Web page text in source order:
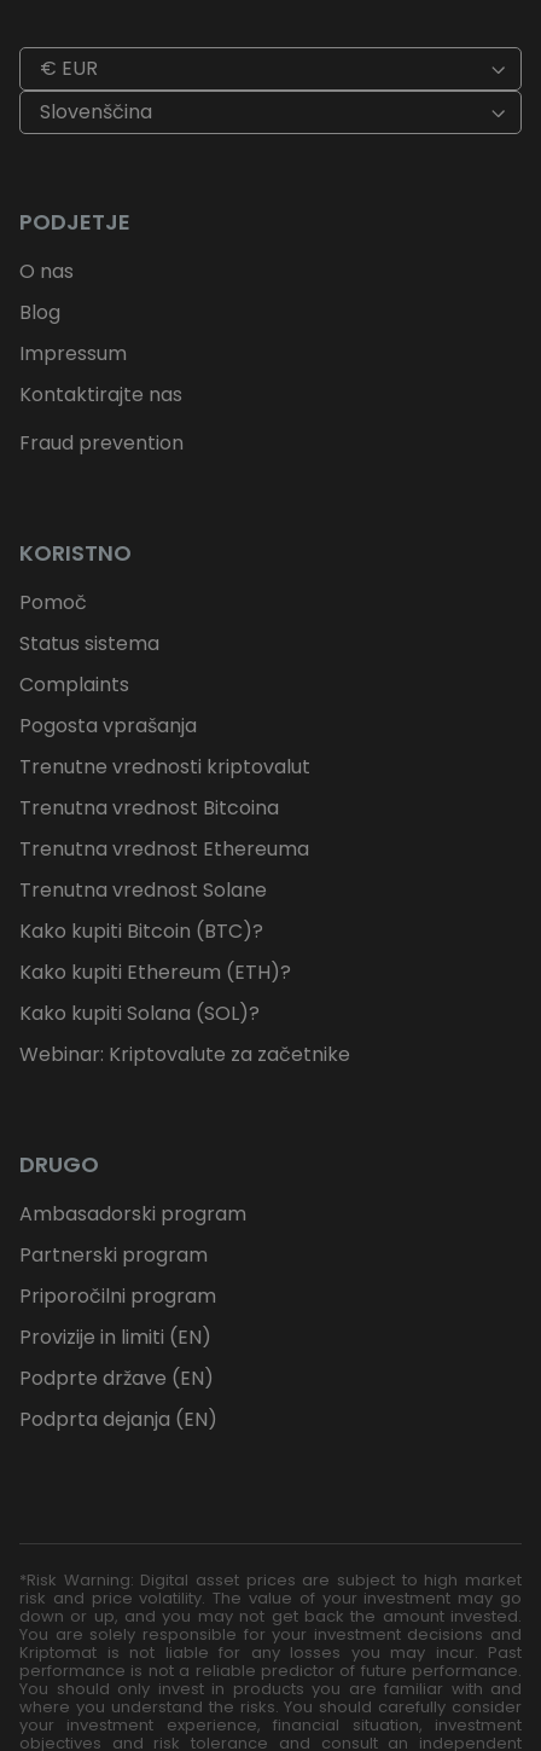
€ EUR
Slovenščina
PODJETJE
O nas
Blog
Impressum
Kontaktirajte nas
Fraud prevention
KORISTNO
Pomoč
Status sistema
Complaints
Pogosta vprašanja
Trenutne vrednosti kriptovalut
Trenutna vrednost Bitcoina
Trenutna vrednost Ethereuma
Trenutna vrednost Solane
Kako kupiti Bitcoin (BTC)?
Kako kupiti Ethereum (ETH)?
Kako kupiti Solana (SOL)?
Webinar: Kriptovalute za začetnike
DRUGO
Ambasadorski program
Partnerski program
Priporočilni program
Provizije in limiti (EN)
Podprte države (EN)
Podprta dejanja (EN)
*Risk Warning: Digital asset prices are subject to high market
risk and price volatility. The value of your investment may go
down or up, and you may not get back the amount invested.
You are solely responsible for your investment decisions and
Kriptomat is not liable for any losses you may incur. Past
performance is not a reliable predictor of future performance.
You should only invest in products you are familiar with and
where you understand the risks. You should carefully consider
your investment experience, financial situation, investment
objectives and risk tolerance and consult an independent